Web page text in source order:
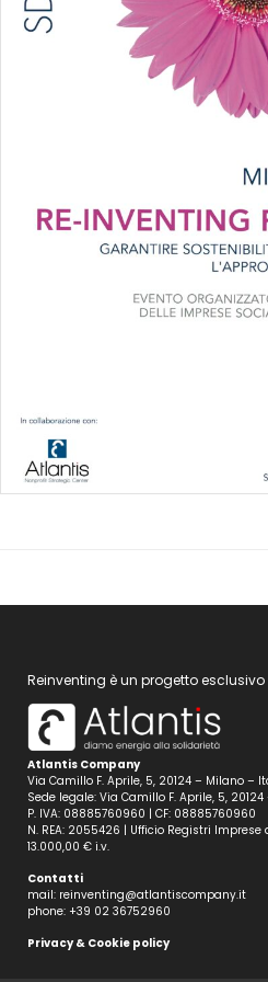
Reinventing è un progetto
Atlantis Company
Via Camillo F. Aprile, 5, 20124 – Milano –
Sede legale: Via Camillo F. Aprile, 5,
P. IVA: 08885760960 | CF: 08885760960
N. REA: 2055426 | Ufficio Registri
13.000,00 € i.v.
Contatti
mail: reinventing@atlantiscompany.it
phone: +39 02 36752960
Privacy & Cookie policy